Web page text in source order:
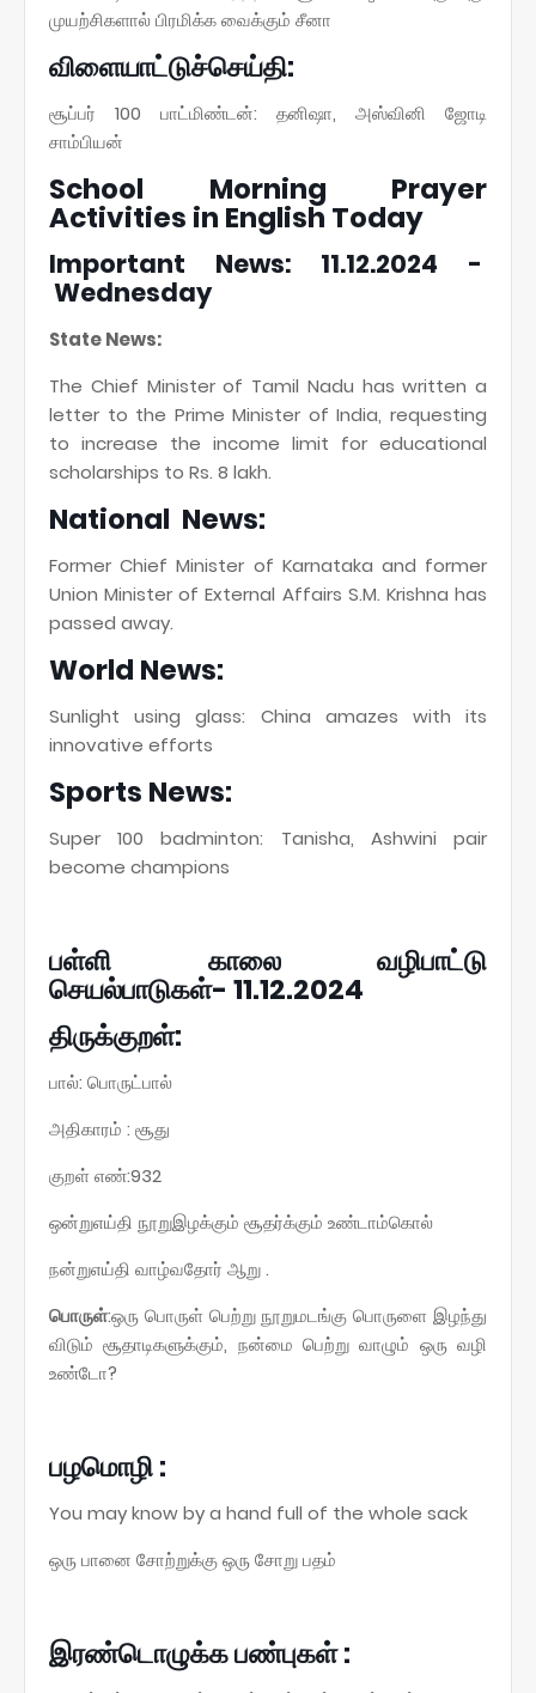
முயற்சிகளால் பிரமிக்க வைக்கும் சீனா
விளையாட்டுச்செய்தி:
சூப்பர் 100 பாட்மிண்டன்: தனிஷா, அஸ்வினி ஜோடி
சாம்பியன்
School Morning Prayer
Activities in English Today
Important News: 11.12.2024 -
Wednesday
State News:
The Chief Minister of Tamil Nadu has written a
letter to the Prime Minister of India, requesting
to increase the income limit for educational
scholarships to Rs. 8 lakh.
National News:
Former Chief Minister of Karnataka and former
Union Minister of External Affairs S.M. Krishna has
passed away.
World News:
Sunlight using glass: China amazes with its
innovative efforts
Sports News:
Super 100 badminton: Tanisha, Ashwini pair
become champions
பள்ளி காலை வழிபாட்டு
செயல்பாடுகள்- 11.12.2024
திருக்குறள்:
பால்: பொருட்பால்
அதிகாரம் : சூது
குறள் எண்:932
ஒன்றுஎய்தி நூறுஇழக்கும் சூதர்க்கும் உண்டாம்கொல்
நன்றுஎய்தி வாழ்வதோர் ஆறு .
பொருள்:ஒரு பொருள் பெற்று நூறுமடங்கு பொருளை இழந்து
விடும் சூதாடிகளுக்கும், நன்மை பெற்று வாழும் ஒரு வழி
உண்டோ?
பழமொழி :
You may know by a hand full of the whole sack
ஒரு பானை சோற்றுக்கு ஒரு சோறு பதம்
இரண்டொழுக்க பண்புகள் :